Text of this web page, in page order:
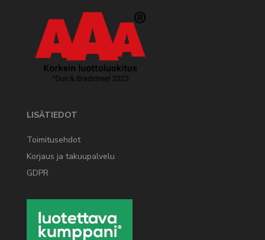
LISÄTIEDOT
Toimitusehdot
Korjaus ja takuupalvelu
GDPR